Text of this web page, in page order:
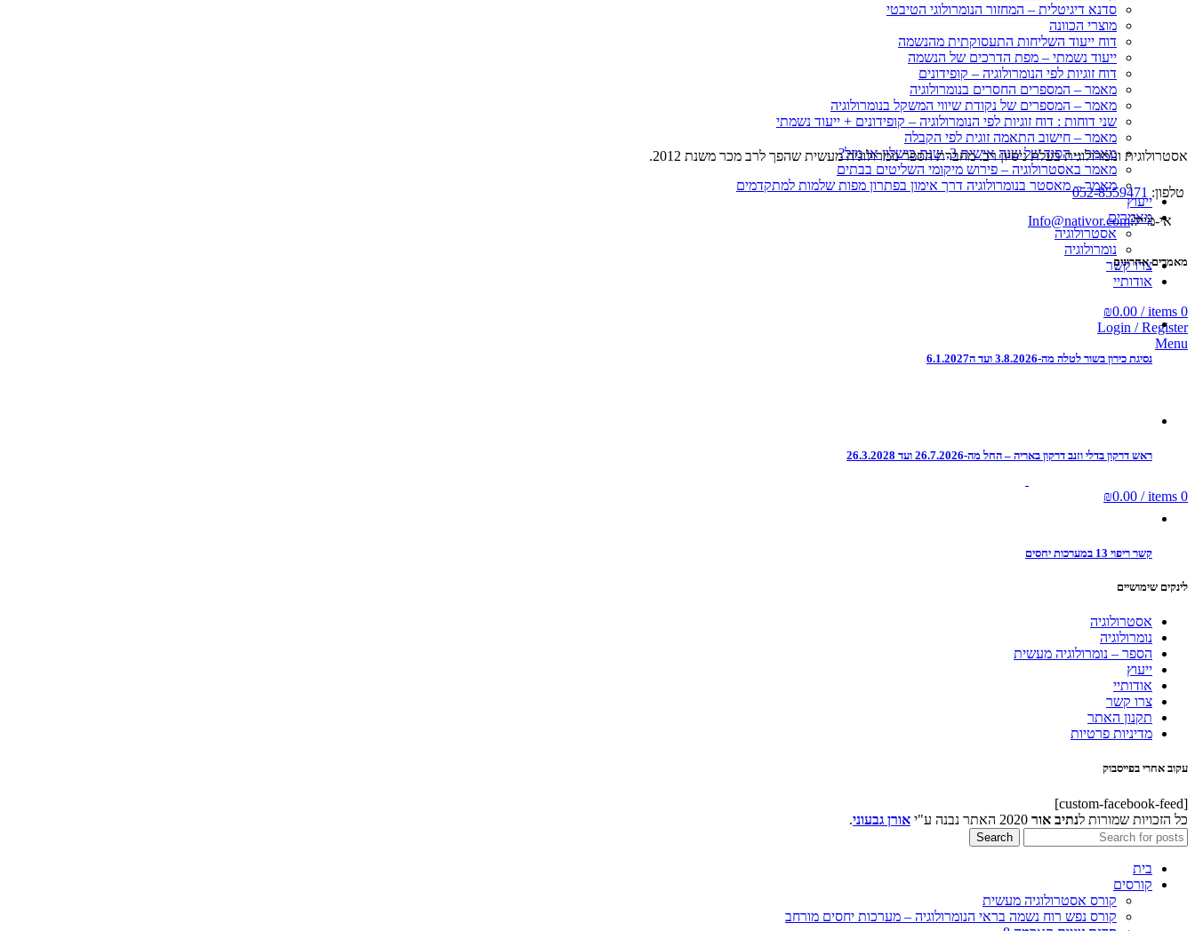
סדנא דיגיטלית – המחזור הנומרולוגי הטיבטי
מוצרי הכוונה
דוח ייעוד השליחות התעסוקתית מהנשמה
ייעוד נשמתי – מפת הדרכים של הנשמה
דוח זוגיות לפי הנומרולוגיה – קופידונים
מאמר – המספרים החסרים בנומרולוגיה
מאמר – המספרים של נקודת שיווי המשקל בנומרולוגיה
שני דוחות : דוח זוגיות לפי הנומרולוגיה – קופידונים + ייעוד נשמתי
מאמר – חישוב התאמה זוגית לפי הקבלה
מאמר – הסוד של שנה אישית 3, שנת כישלון או מזל?
מאמר באסטרולוגיה – פירוש מיקומי השליטים בבתים
מאמר – מאסטר בנומרולוגיה דרך אימון בפתרון מפות שלמות למתקדמים
ייעוץ
מאמרים
אסטרולוגיה
נומרולוגיה
צרו קשר
אודותיי
0
items
/
₪0.00
Login / Register
Menu
0
items
/
₪0.00
אסטרולוגית ונומרולוגית בעלת ניסיון רב. מחברת הספר נומרולוגיה מעשית שהפך לרב מכר משנת 2012.
טלפון: 052-8559471
אי-מייל:Info@nativor.com
מאמרים אחרונים
נסיגת כירון בשור לטלה מה-3.8.2026 ועד ה6.1.2027
ראש דרקון בדלי וזנב דרקון באריה – החל מה-26.7.2026 ועד 26.3.2028
קשר ריפוי 13 במערכות יחסים
לינקים שימושיים
אסטרולוגיה
נומרולוגיה
הספר – נומרולוגיה מעשית
ייעוץ
אודותיי
צרו קשר
תקנון האתר
מדיניות פרטיות
עקוב אחרי בפייסבוק
[custom-facebook-feed]
כל הזכויות שמורות לנתיב אור 2020 האתר נבנה ע"י אורן גבעוני.
Search
בית
קורסים
קורס אסטרולוגיה מעשית
קורס נפש רוח נשמה בראי הנומרולוגיה – מערכות יחסים מורחב